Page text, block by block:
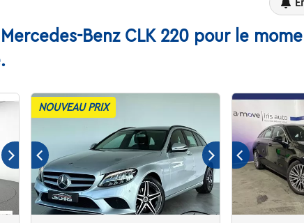
Benz CLK 220 pour le
NOUVEAU PRIX